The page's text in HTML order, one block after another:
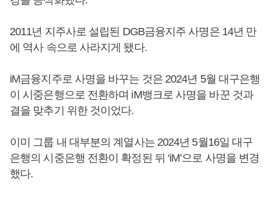
2011년 지주사로 설립된 DGB금융지주 사명은 14년 만
에 역사 속으로 사라지게 됐다.
iM금융지주로 사명을 바꾸는 것은 2024년 5월 대구은행
이 시중은행으로 전환하며 iM뱅크로 사명을 바꾼 것과
결을 맞추기 위한 것이었다.
이미 그룹 내 대부분의 계열사는 2024년 5월16일 대구
은행의 시중은행 전환이 확정된 뒤 ‘iM’으로 사명을 변경
했다.